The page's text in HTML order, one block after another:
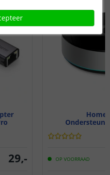
29,- OP VOORRAAD